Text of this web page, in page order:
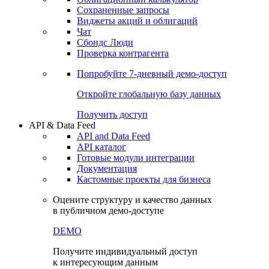
Сохраненные запросы
Виджеты акций и облигаций
Чат
Сбондс Люди
Проверка контрагента
Попробуйте 7-дневный демо-доступ
Откройте глобальную базу данных
Получить доступ
API & Data Feed
API and Data Feed
API каталог
Готовые модули интеграции
Документация
Кастомные проекты для бизнеса
Оцените структуру и качество данных
в публичном демо-доступе
DEMO
Получите индивидуальный доступ
к интересующим данным